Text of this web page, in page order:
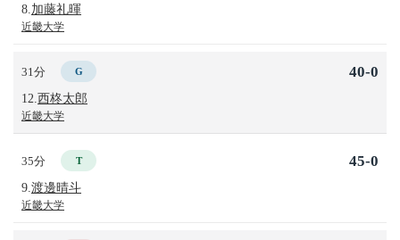
8. 加藤礼暉
近畿大学
31分 G
12. 西柊太郎
近畿大学
40-0
35分 T
9. 渡邊晴斗
近畿大学
45-0